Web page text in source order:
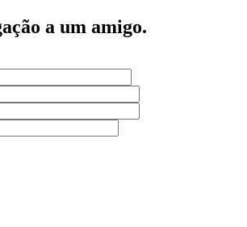
a um amigo.